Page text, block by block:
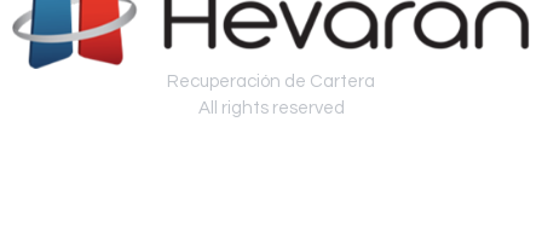
Recuperación de Cartera
All rights reserved